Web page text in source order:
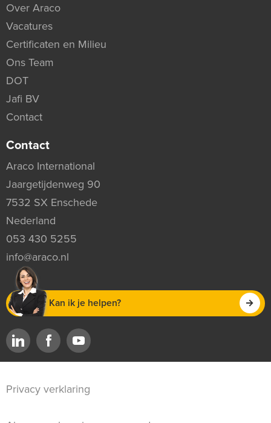
Over Araco
Vacatures
Certificaten en Milieu
Ons Team
DOT
Jafi BV
Contact
Contact
Araco International
Jaargetijdenweg 90
7532 SX Enschede
Nederland
053 430 5255
info@araco.nl
Kan ik je helpen?
Privacy verklaring